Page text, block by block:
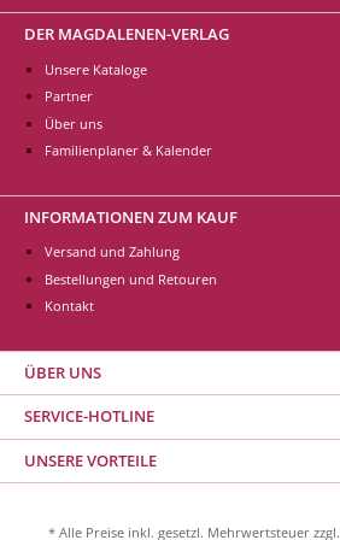
DER MAGDALENEN-VERLAG
Unsere Kataloge
Partner
Über uns
Familienplaner & Kalender
INFORMATIONEN ZUM KAUF
Versand und Zahlung
Bestellungen und Retouren
Kontakt
ÜBER UNS
SERVICE-HOTLINE
UNSERE VORTEILE
* Alle Preise inkl. gesetzl. Mehrwertsteuer zzgl.